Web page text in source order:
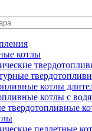
котлы
котлы
котлы с
твердотопливные
пеллетные